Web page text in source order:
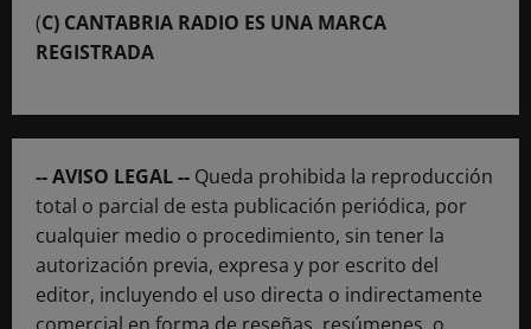
(C) CANTABRIA RADIO ES UNA MARCA
REGISTRADA
-- AVISO LEGAL -- Queda prohibida la reproducción
total o parcial de esta publicación periódica, por
cualquier medio o procedimiento, sin tener la
autorización previa, expresa y por escrito del
editor, incluyendo el uso directa o indirectamente